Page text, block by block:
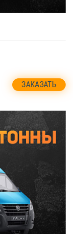
ЗАКАЗАТЬ